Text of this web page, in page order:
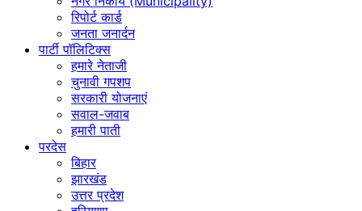
रिपोर्ट कार्ड
जनता जनार्दन
पार्टी पॉलिटिक्स
हमारे नेताजी
चुनावी गपशप
सरकारी योजनाएं
सवाल-जवाब
हमारी पाती
परदेस
बिहार
झारखंड
उत्तर प्रदेश